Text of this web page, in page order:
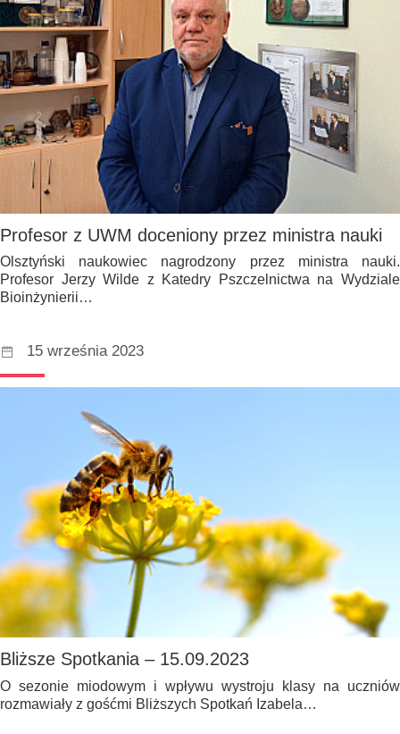
Profesor z UWM doceniony przez ministra nauki
Olsztyński naukowiec nagrodzony przez ministra nauki.
Profesor Jerzy Wilde z Katedry Pszczelnictwa na Wydziale
Bioinżynierii…
15 września 2023
Bliższe Spotkania – 15.09.2023
O sezonie miodowym i wpływu wystroju klasy na uczniów
rozmawiały z gośćmi Bliższych Spotkań Izabela…